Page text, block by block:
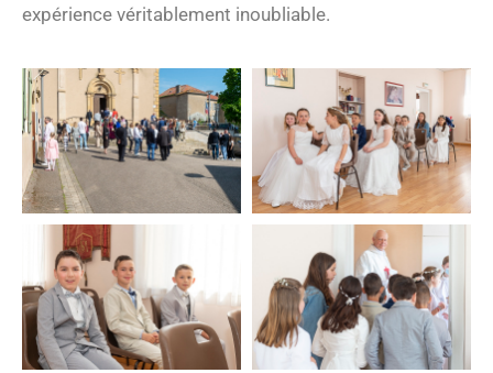
expérience véritablement inoubliable.